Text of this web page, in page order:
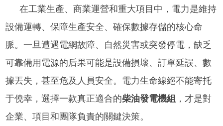
在工業生產、商業運營和重大項目中，電力是維持
設備運轉、保障生產安全、確保數據存儲的核心命
脈。一旦遭遇電網故障、自然災害或突發停電，缺乏
可靠備用電源的后果可能是設備損壞、訂單延誤、數
據丟失，甚至危及人員安全。電力生命線絕不能寄托
于僥幸，選擇一款真正適合的柴油發電機組 ，才是對
企業、項目和團隊負責的關鍵決策。